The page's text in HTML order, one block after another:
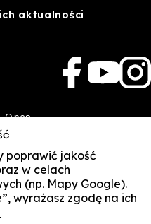
aktualności
O nas
Rekrutacja
Studia
Kontakt
Student
Multis Multum
poprawić jakość
w celach
(np. Mapy Google).
wyrażasz zgodę na ich